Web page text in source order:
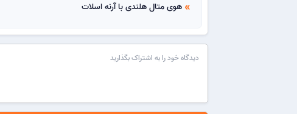
double_arrow هوی متال هلندی با آرنه اسلات